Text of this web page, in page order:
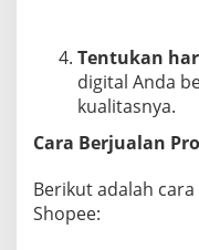
Tentukan
digital Anda
kualitasnya.
Cara Berjualan
Berikut adalah
Shopee: